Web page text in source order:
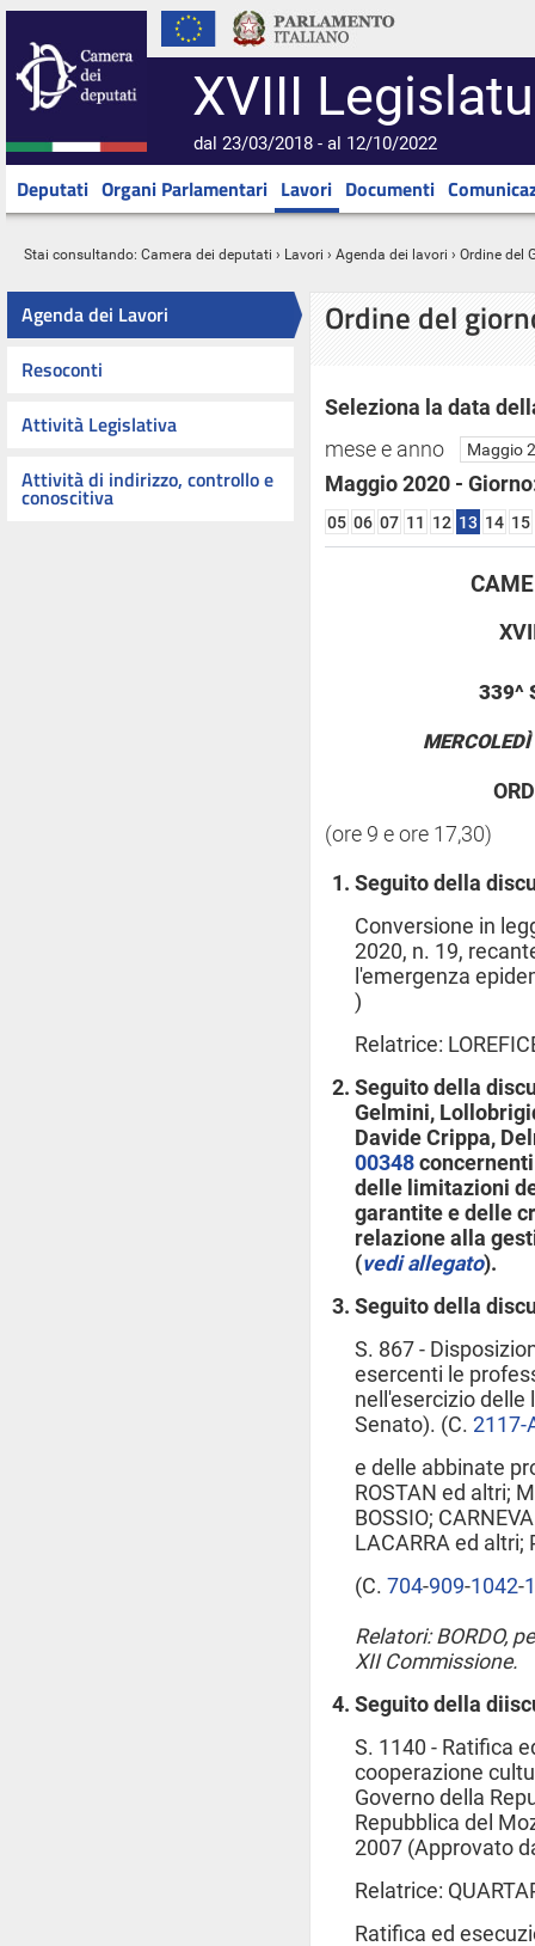
XVIII
dal 23/03/2018 - al 12/10/2022
Deputati Organi Parlamentari Lavori Documenti
Stai consultando: Camera dei deputati › Lavori › Agenda dei lavori › Ordine del
Agenda dei Lavori
Resoconti
Attività Legislativa
Attività di indirizzo, controllo e
conoscitiva
Ordine del
Seleziona la data
mese e anno
Maggio 2020 -
05 06 07 11 12 13 14 15
339^
(ore 9 e ore 17,30)
Seguito della
Conversione in
2020, n. 19,
l'emergenza
)
Relatrice:
Seguito della
Gelmini,
Davide Crippa,
00348
delle limitazioni
garantite e delle
relazione alla
(vedi allegato).
Seguito della
S. 867 -
esercenti le
nell'esercizio delle
Senato). (C. 2117-
e delle abbinate
ROSTAN ed altri;
BOSSIO;
LACARRA ed altri;
(C. 704​-909​-1042​-
Relatori: BORDO,
XII Commissione.
Seguito della
S. 1140 - Ratifica
cooperazione
Governo della
Repubblica del
2007 (Approvato
Relatrice:
Ratifica ed